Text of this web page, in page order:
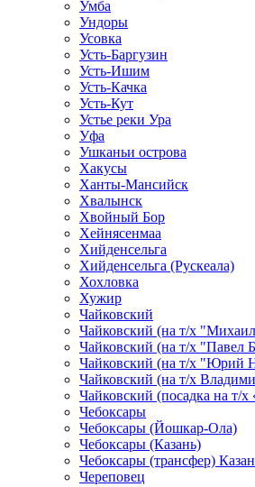
Умба
Ундоры
Усовка
Усть-Баргузин
Усть-Ишим
Усть-Качка
Усть-Кут
Устье реки Ура
Уфа
Ушканьи острова
Хакусы
Ханты-Мансийск
Хвалынск
Хвойный Бор
Хейнясенмаа
Хийденсельга
Хийденсельга (Рускеала)
Хохловка
Хужир
Чайковский
Чайковский (на т/х
Чайковский (на т/х "Павел
Чайковский (на т/х "Юрий
Чайковский (на т/х
Чайковский (посадка на
Чебоксары
Чебоксары (Йошкар-Ола)
Чебоксары (Казань)
Чебоксары (трансфер)
Череповец